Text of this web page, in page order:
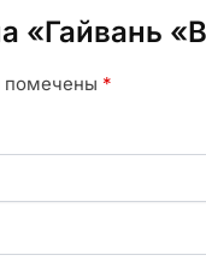
«Гайвань
помечены *